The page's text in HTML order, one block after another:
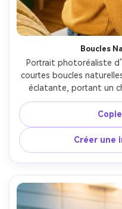
Boucles
Portrait photoréaliste
courtes boucles
éclatante, portant un
créoles, pièce intérieur
fenêtre avec rebond,
trois-quarts, gros plan
chaude, détail réaliste
net, haute
Créer une